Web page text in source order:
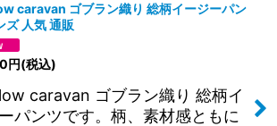
caravan ゴブラン織り 総柄イージーパン
ズ 人気 通販
円(税込)
caravan ゴブラン織り 総柄イ
パンツです。柄、素材感ともに